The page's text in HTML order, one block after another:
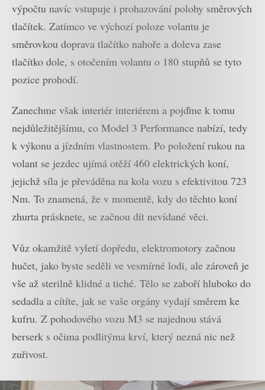
výpočtu navíc vstupuje i prohazování polohy směrových
tlačítek. Zatímco ve výchozí poloze volantu je
směrovkou doprava tlačítko nahoře a doleva zase
tlačítko dole, s otočením volantu o 180 stupňů se tyto
pozice prohodí.
Zanechme však interiér interiérem a pojďme k tomu
nejdůležitějšímu, co Model 3 Performance nabízí, tedy
k výkonu a jízdním vlastnostem. Po položení rukou na
volant se jezdec ujímá otěží 460 elektrických koní,
jejichž síla je převáděna na kola vozu s efektivitou 723
Nm. To znamená, že v momentě, kdy do těchto koní
zhurta prásknete, se začnou dít nevídané věci.
Vůz okamžitě vyletí dopředu, elektromotory začnou
hučet, jako byste seděli ve vesmírné lodi, ale zároveň je
vše až sterilně klidné a tiché. Tělo se zaboří hluboko do
sedadla a cítíte, jak se vaše orgány vydají směrem ke
kufru. Z pohodového vozu M3 se najednou stává
berserk s očima podlitýma krví, který nezná nic než
zuřivost.